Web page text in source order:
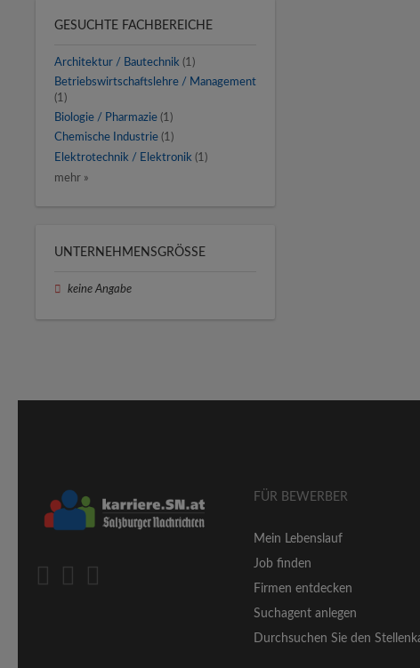
GESUCHTE FACHBEREICHE
Architektur / Bautechnik (1)
Betriebswirtschaftslehre / Management
(1)
Biologie / Pharmazie (1)
Chemische Industrie (1)
Elektrotechnik / Elektronik (1)
mehr »
UNTERNEHMENSGRÖSSE
keine Angabe
FÜR BEWERBER
Mein Lebenslauf
Job finden
Firmen entdecken
Suchagent anlegen
Durchsuchen Sie den